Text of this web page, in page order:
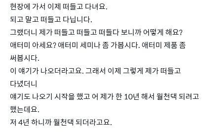
현장에 가서 이제 떠들고 다녀요.
되고 말고 떠들고 다닙니다.
그랬더니 제가 떠들고 떠들고 떠들다 보니까 어떻게 해요?
애터미 아세요? 애터미 세미나 좀 가봅시다. 애터미 제품 좀
써봅시다.
이 얘기가 나오더라고요. 그래서 이제 그렇게 제가 떠들고
다녔더니
얘기도 나오기 시작을 했고 어 제가 한 10년 해서 월천댁 되려고
했는데요.
저 4년 하니까 월천댁 되더라고요.